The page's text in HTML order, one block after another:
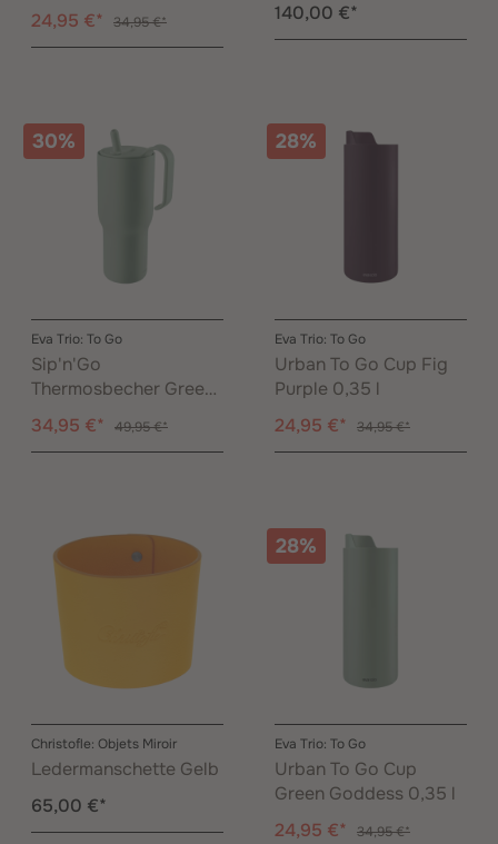
24,95 €* 34,95 €*
140,00 €*
30%
Eva Trio: To Go
Sip'n'Go
Thermosbecher Green
Goddess 0,90 l
34,95 €* 49,95 €*
28%
Eva Trio: To Go
Urban To Go Cup Fig
Purple 0,35 l
24,95 €*
34,95 €*
Christofle: Objets Miroir
Ledermanschette Gelb
65,00 €*
28%
Eva Trio: To Go
Urban To Go Cup
Green Goddess 0,35 l
24,95 €*
34,95 €*